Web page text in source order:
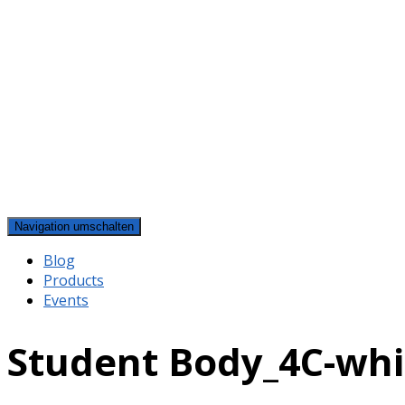
Navigation umschalten
Blog
Products
Events
Student Body_4C-